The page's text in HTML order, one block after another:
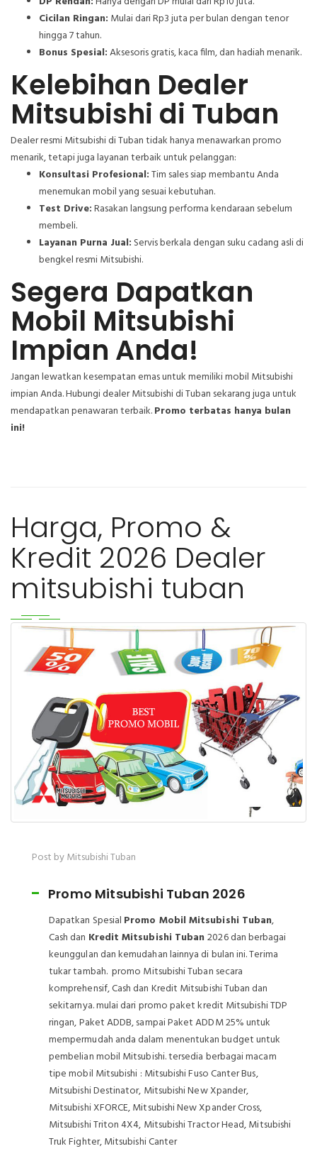
Cicilan Ringan: Mulai dari Rp3 juta per bulan dengan tenor
hingga 7 tahun.
Bonus Spesial:Aksesoris gratis, kaca film, dan hadiah menarik.
Kelebihan Dealer
Mitsubishi di Tuban
Dealer resmi Mitsubishi di Tuban tidak hanya menawarkan promo
menarik, tetapi juga layanan terbaik untuk pelanggan:
Konsultasi Profesional:Tim sales siap membantu Anda
menemukan mobil yang sesuai kebutuhan.
Test Drive:Rasakan langsung performa kendaraan sebelum
membeli.
Layanan Purna Jual: Servis berkala dengan suku cadang asli di
bengkel resmi Mitsubishi.
Segera Dapatkan
Mobil Mitsubishi
Impian Anda!
Jangan lewatkan kesempatan emas untuk memiliki mobil Mitsubishi
impian Anda. Hubungi dealer Mitsubishi di Tuban sekarang juga untuk
mendapatkan penawaran terbaik.Promo terbatas hanya bulan
ini!
Harga, Promo &
Kredit 2026 Dealer
mitsubishi tuban
Post by Mitsubishi Tuban
Promo Mitsubishi Tuban 2026
Dapatkan Spesial Promo Mobil Mitsubishi Tuban,
Cash dan Kredit Mitsubishi Tuban2026 dan berbagai
keunggulan dan kemudahan lainnya di bulan ini. Terima
tukar tambah. promo Mitsubishi Tuban secara
komprehensif, Cash dan Kredit Mitsubishi Tuban dan
sekitarnya. mulai dari promo paket kredit Mitsubishi TDP
ringan, Paket ADDB, sampai Paket ADDM 25% untuk
mempermudah anda dalam menentukan budget untuk
pembelian mobil Mitsubishi. tersedia berbagai macam
tipe mobil Mitsubishi : Mitsubishi Fuso Canter Bus,
Mitsubishi Destinator, Mitsubishi New Xpander,
Mitsubishi XFORCE, Mitsubishi New Xpander Cross,
Mitsubishi Triton 4X4, Mitsubishi Tractor Head, Mitsubishi
Truk Fighter, Mitsubishi Canter